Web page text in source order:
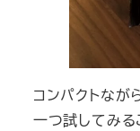
コンパクトなが
一つ試してみる